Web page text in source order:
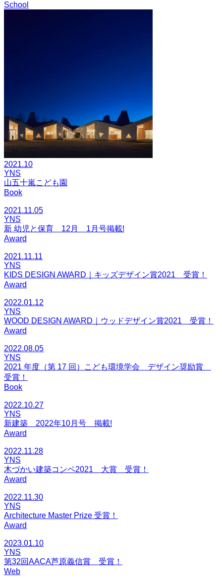
School
2021.10
YNS
山五十嵐こども園
Book
2021.11.05
YNS
新 幼児と保育 12月 1月号掲載!
Award
2021.11.11
YNS
KIDS DESIGN AWARD｜キッズデザイン賞2021 受賞！
Award
2022.01.12
YNS
WOOD DESIGN AWARD｜ウッドデザイン賞2021 受賞！
Award
2022.08.05
YNS
2021 年度（第 17 回）こども環境学会 デザイン奨励賞
受賞！
Book
2022.10.27
YNS
新建築 2022年10月号 掲載!
Award
2022.11.28
YNS
木づかい建築コンペ2021 大賞 受賞！
Award
2022.11.30
YNS
Architecture Master Prize 受賞！
Award
2023.01.10
YNS
第32回AACA芦原義信賞 受賞！
Web